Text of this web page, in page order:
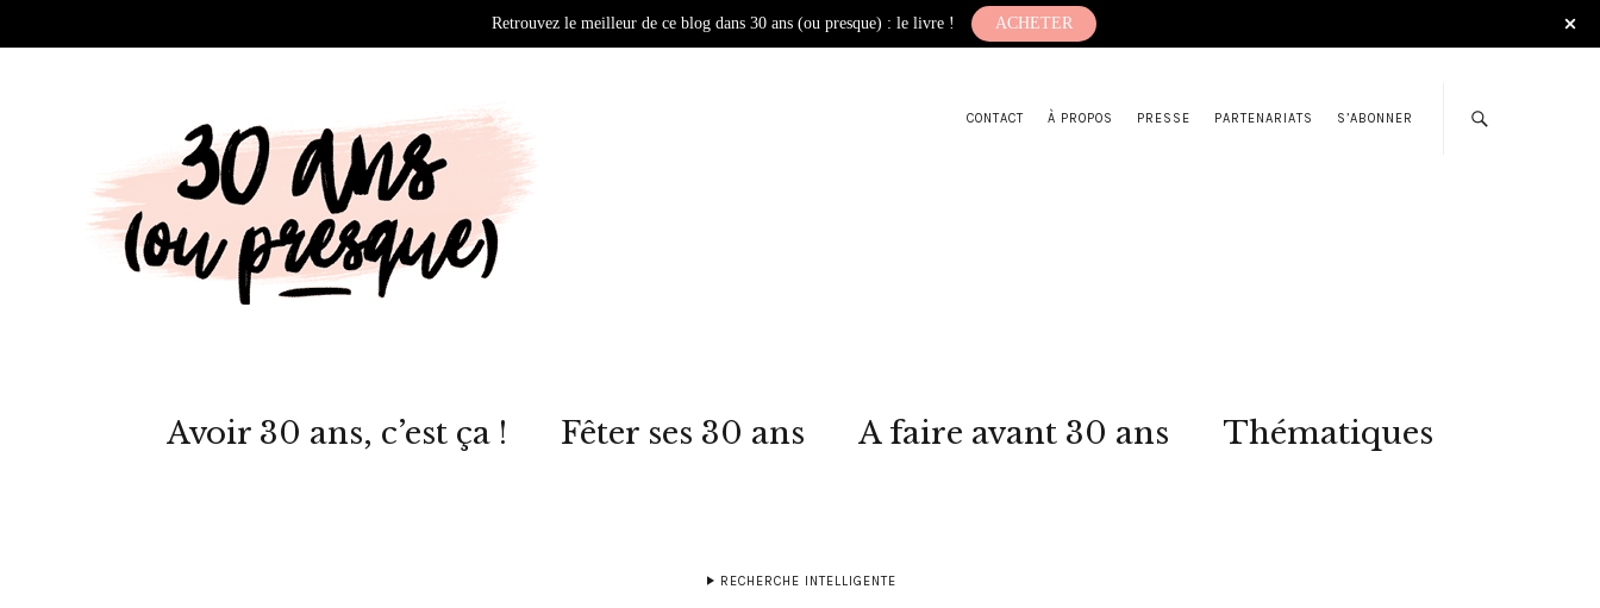
CONTACT À PROPOS PRESSE PARTENARIATS S’ABONNER
Avoir 30 ans, c’est ça ! Fêter ses 30 ans A faire avant 30 ans Thématiques
RECHERCHE INTELLIGENTE
Retrouvez le meilleur de ce blog dans 30 ans (ou presque) : le livre ! ACHETER